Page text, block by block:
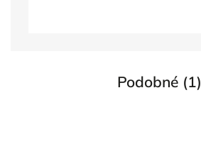
Podobné (1)